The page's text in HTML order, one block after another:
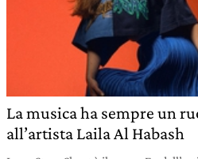
La musica ha sempre un
all’artista Laila Al Habash